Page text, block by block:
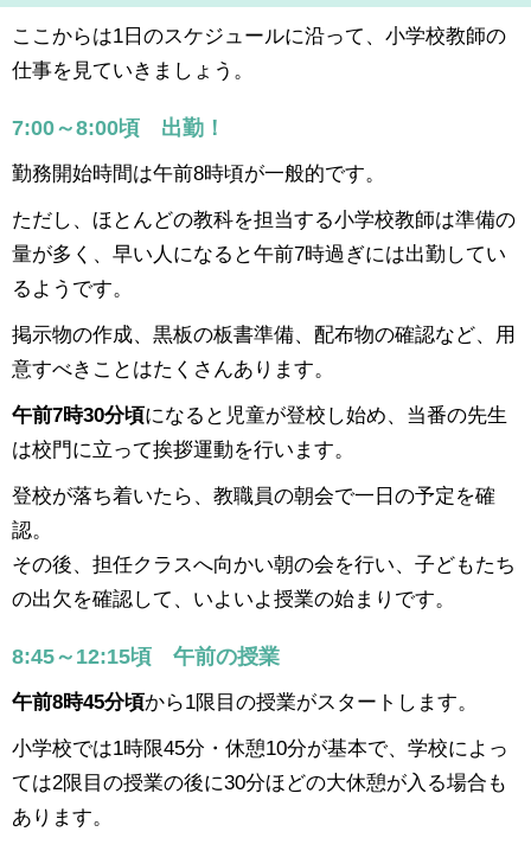
ここからは1日のスケジュールに沿って、小学校教師の
仕事を見ていきましょう。
7:00～8:00頃 出勤！
勤務開始時間は午前8時頃が一般的です。
ただし、ほとんどの教科を担当する小学校教師は準備の
量が多く、早い人になると午前7時過ぎには出勤してい
るようです。
掲示物の作成、黒板の板書準備、配布物の確認など、用
意すべきことはたくさんあります。
午前7時30分頃になると児童が登校し始め、当番の先生
は校門に立って挨拶運動を行います。
登校が落ち着いたら、教職員の朝会で一日の予定を確
認。
その後、担任クラスへ向かい朝の会を行い、子どもたち
の出欠を確認して、いよいよ授業の始まりです。
8:45～12:15頃 午前の授業
午前8時45分頃から1限目の授業がスタートします。
小学校では1時限45分・休憩10分が基本で、学校によっ
ては2限目の授業の後に30分ほどの大休憩が入る場合も
あります。